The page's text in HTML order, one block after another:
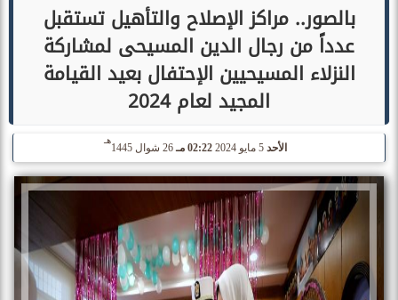
بالصور.. مراكز الإصلاح والتأهيل تستقبل
عدداً من رجال الدين المسيحى لمشاركة
النزلاء المسيحيين الإحتفال بعيد القيامة
المجيد لعام 2024
الأحد 02:22 مـ 26 شوال 1445
هـ